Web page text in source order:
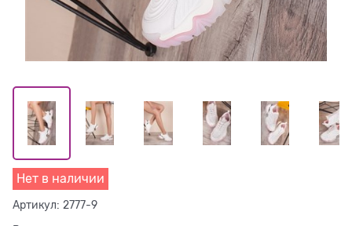
Нет в наличии
Артикул: 2777-9